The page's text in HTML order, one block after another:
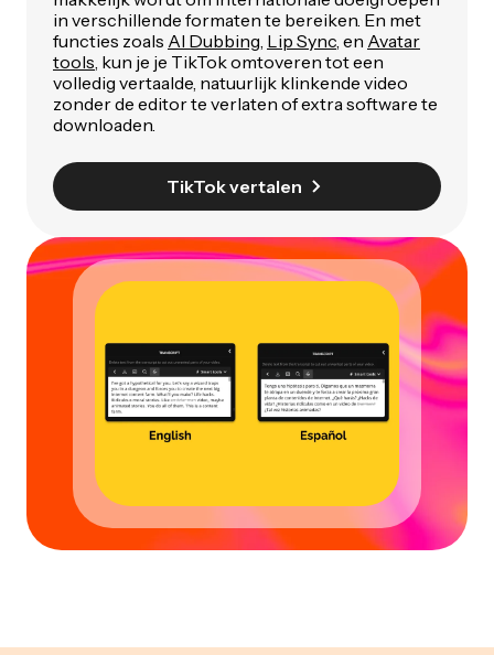
in verschillende formaten te bereiken. En met
functies zoals AI Dubbing Lip Sync , en Avatar
tools , kun je je TikTok omtoveren tot een
volledig vertaalde, natuurlijk klinkende video
zonder de editor te verlaten of extra software te
downloaden.
TikTok vertalen